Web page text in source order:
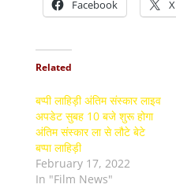
Facebook X
Related
बप्पी लाहिड़ी अंतिम संस्कार लाइव
अपडेट सुबह 10 बजे शुरू होगा
अंतिम संस्कार ला से लौटे बेटे
बप्पा लाहिड़ी
February 17, 2022
In "Film News"